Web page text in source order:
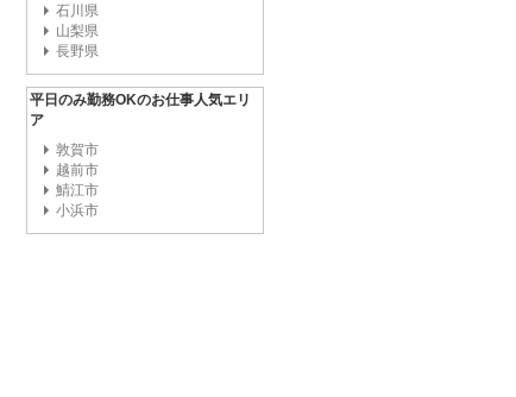
石川県
山梨県
長野県
平日のみ勤務OKのお仕事人気エリ
ア
敦賀市
越前市
鯖江市
小浜市